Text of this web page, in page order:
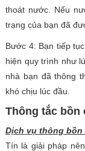
thoát nước. Nếu
trạng của bạn đã
Bước 4: Bạn tiếp
hiện quy trình như
nhà bạn đã thông
khó chịu lúc đầu.
Thông tắc bồn
Dịch vụ thông bồn
Tín là giải pháp